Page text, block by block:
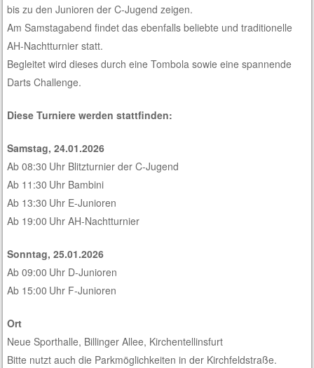
bis zu den Junioren der C-Jugend zeigen.
Am Samstagabend findet das ebenfalls beliebte und traditionelle
AH-Nachtturnier statt.
Begleitet wird dieses durch eine Tombola sowie eine spannende
Darts Challenge.
Diese Turniere werden stattfinden:
Samstag, 24.01.2026
Ab 08:30 Uhr Blitzturnier der C-Jugend
Ab 11:30 Uhr Bambini
Ab 13:30 Uhr E-Junioren
Ab 19:00 Uhr AH-Nachtturnier
Sonntag, 25.01.2026
Ab 09:00 Uhr D-Junioren
Ab 15:00 Uhr F-Junioren
Ort
Neue Sporthalle, Billinger Allee, Kirchentellinsfurt
Bitte nutzt auch die Parkmöglichkeiten in der Kirchfeldstraße.